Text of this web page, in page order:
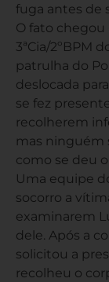
fuga antes de
O fato chegou
3ªCia/2ºBPM
patrulha do
deslocada
se fez
recolherem
mas ninguém
como se deu
Uma equipe
socorro a
examinarem
dele. Após a
solicitou a
recolheu o